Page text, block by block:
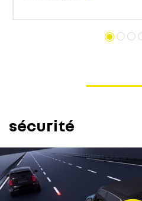
sécurité